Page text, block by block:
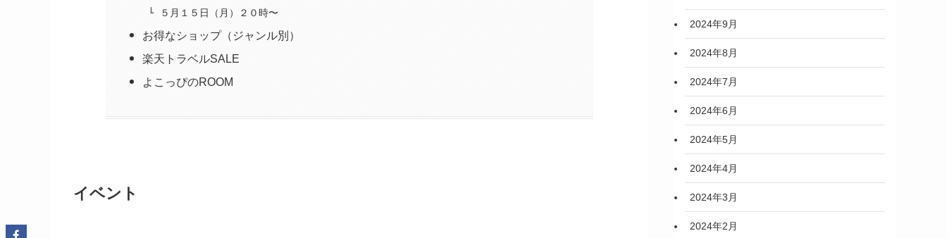
５月１５日（月）２０時〜
お得なショップ（ジャンル別）
楽天トラベルSALE
よこっぴのROOM
イベント
2024年9月
2024年8月
2024年7月
2024年6月
2024年5月
2024年4月
2024年3月
2024年2月